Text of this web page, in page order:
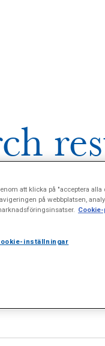
att klicka på "acceptera
på webbplatsen,
inställningar